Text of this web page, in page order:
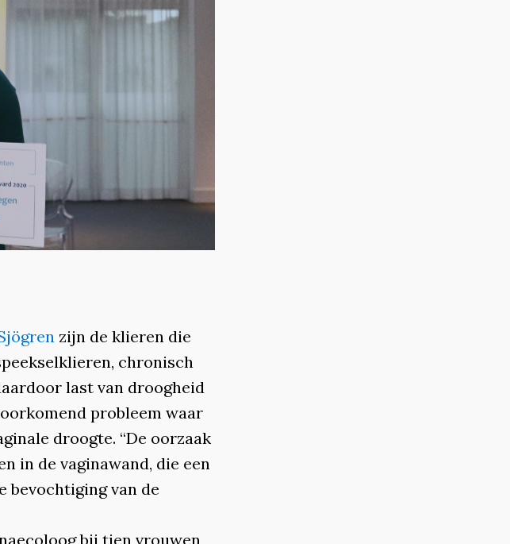
zijn de klieren die
chronisch
last van droogheid
probleem waar
droogte. “De oorzaak
in de vaginawand, die een
bevochtiging van de
bij tien vrouwen